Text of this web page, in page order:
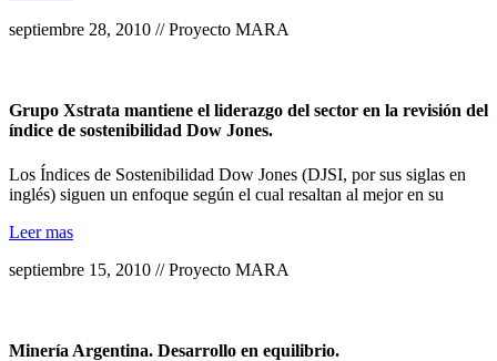
septiembre 28, 2010 // Proyecto MARA
Grupo Xstrata mantiene el liderazgo del sector en la revisión del
índice de sostenibilidad Dow Jones.
Los Índices de Sostenibilidad Dow Jones (DJSI, por sus siglas en
inglés) siguen un enfoque según el cual resaltan al mejor en su
Leer mas
septiembre 15, 2010 // Proyecto MARA
Minería Argentina. Desarrollo en equilibrio.